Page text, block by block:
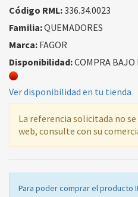
Código RML:336.34.0023
Familia:QUEMADORES
Marca: FAGOR
Disponibilidad:COMPRA BAJO
Ver disponibilidad en tu tienda
La referencia solicitada no
web, consulte con su
Para poder comprar el producto